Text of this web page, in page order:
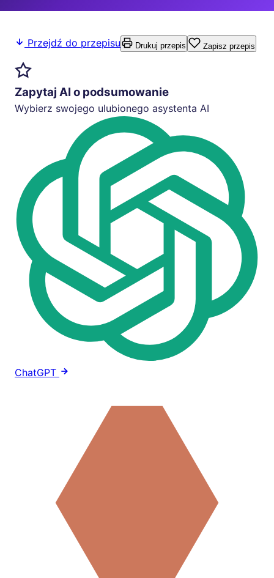
Przejdź do przepisu Drukuj przepis Zapisz przepis
Zapytaj AI o podsumowanie
Wybierz swojego ulubionego asystenta AI
ChatGPT